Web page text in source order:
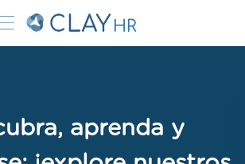
aprenda y